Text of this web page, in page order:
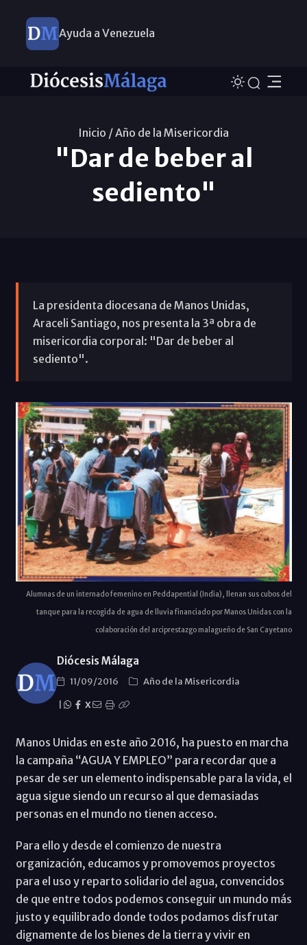
Ayuda a Venezuela
Inicio /Año de la Misericordia
"Dar de beber al
sediento"
La presidenta diocesana de Manos Unidas,
Araceli Santiago, nos presenta la 3ª obra de
misericordia corporal: "Dar de beber al
sediento".
Alumnas de un internado femenino en Peddapential (India), llenan sus cubos del
tanque para la recogida de agua de lluvia financiado por Manos Unidas con la
colaboración del arciprestazgo malagueño de San Cayetano
Diócesis Málaga
11/09/2016
Año de la Misericordia
X
Manos Unidas en este año 2016, ha puesto en marcha
la campaña “AGUA Y EMPLEO” para recordar que a
pesar de ser un elemento indispensable para la vida, el
agua sigue siendo un recurso al que demasiadas
personas en el mundo no tienen acceso.
Para ello y desde el comienzo de nuestra
organización, educamos y promovemos proyectos
para el uso y reparto solidario del agua, convencidos
de que entre todos podemos conseguir un mundo más
justo y equilibrado donde todos podamos disfrutar
dignamente de los bienes de la tierra y vivir en